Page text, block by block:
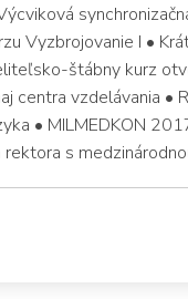
Vyzbrojovanie I •
štábny kurz
centra vzdelávania •
• MILMEDKON
s